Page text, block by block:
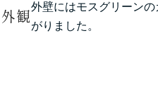
外観外壁にはモスグリーン
がりました。